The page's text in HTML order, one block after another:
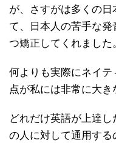
が、さすがは多くの
て、日本人の苦手な
つ矯正してくれました
何よりも実際にネイテ
点が私には非常に大き
どれだけ英語が上達
の人に対して通用する